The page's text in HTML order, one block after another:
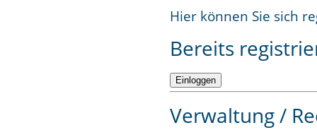
Hier können Sie sich
Bereits
Verwaltung /